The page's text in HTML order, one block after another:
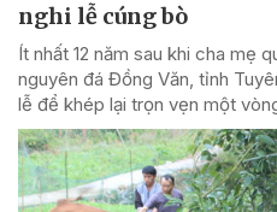
nghi lễ cúng bò
Ít nhất 12 năm sau khi cha mẹ
nguyên đá Đồng Văn, tỉnh
lễ để khép lại trọn vẹn một